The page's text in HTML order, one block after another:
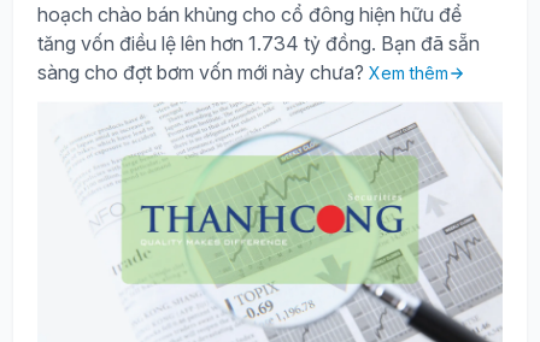
hoạch chào bán khủng cho cổ đông hiện hữu để
tăng vốn điều lệ lên hơn 1.734 tỷ đồng. Bạn đã sẵn
sàng cho đợt bơm vốn mới này chưa? Xem thêm